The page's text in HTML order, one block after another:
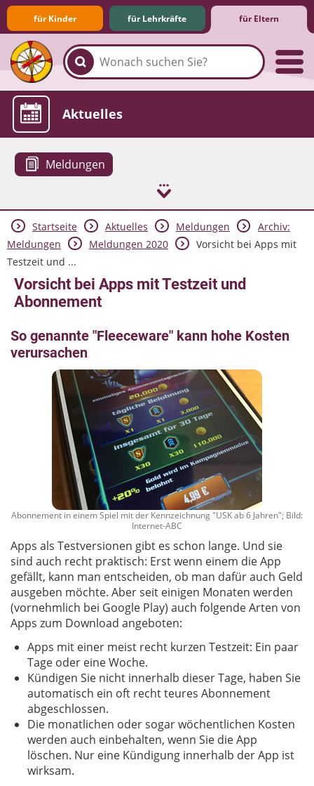
für Kinder für Lehrkräfte für Eltern
Familie & Medien
Spieletipps & Lernsoftware
Die Jüngsten im Netz
Lexikon
Aktuelles
Meldungen
Startseite Aktuelles Meldungen
Archiv:
Meldungen
Meldungen 2020
Vorsicht bei Apps mit
Testzeit und ...
Vorsicht bei Apps mit Testzeit und
Abonnement
So genannte "Fleeceware" kann hohe Kosten
verursachen
Abonnement in einem Spiel mit der Kennzeichnung "USK ab 6 Jahren"; Bild:
Internet-ABC
Apps als Testversionen gibt es schon lange. Und sie
sind auch recht praktisch: Erst wenn einem die App
gefällt, kann man entscheiden, ob man dafür auch Geld
ausgeben möchte. Aber seit einigen Monaten werden
(vornehmlich bei Google Play) auch folgende Arten von
Apps zum Download angeboten:
Apps mit einer meist recht kurzen Testzeit: Ein paar
Tage oder eine Woche.
Kündigen Sie nicht innerhalb dieser Tage, haben Sie
automatisch ein oft recht teures Abonnement
abgeschlossen.
Die monatlichen oder sogar wöchentlichen Kosten
werden auch einbehalten, wenn Sie die App
löschen. Nur eine Kündigung innerhalb der App ist
wirksam.